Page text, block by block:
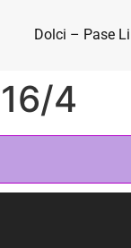
Dolci – Pase
4